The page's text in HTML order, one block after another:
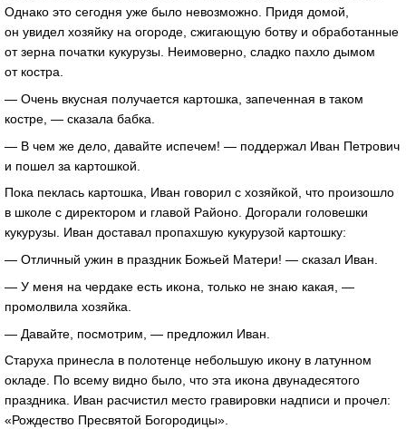
Однако это сегодня уже было невозможно. Придя домой,
он увидел хозяйку на огороде, сжигающую ботву и обработанные
от зерна початки кукурузы. Неимоверно, сладко пахло дымом
от костра.
— Очень вкусная получается картошка, запеченная в таком
костре, — сказала бабка.
— В чем же дело, давайте испечем! — поддержал Иван Петрович
и пошел за картошкой.
Пока пеклась картошка, Иван говорил с хозяйкой, что произошло
в школе с директором и главой Районо. Догорали головешки
кукурузы. Иван доставал пропахшую кукурузой картошку:
— Отличный ужин в праздник Божьей Матери! — сказал Иван.
— У меня на чердаке есть икона, только не знаю какая, —
промолвила хозяйка.
— Давайте, посмотрим, — предложил Иван.
Старуха принесла в полотенце небольшую икону в латунном
окладе. По всему видно было, что эта икона двунадесятого
праздника. Иван расчистил место гравировки надписи и прочел:
«Рождество Пресвятой Богородицы».